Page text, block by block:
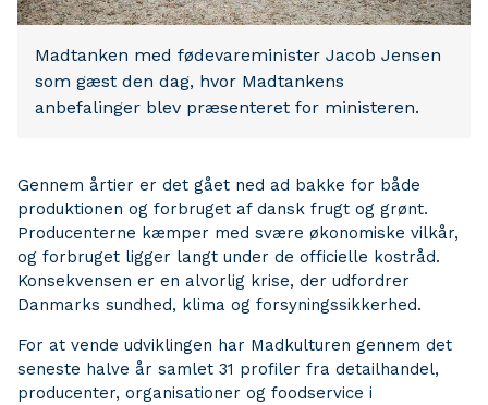
Madtanken med fødevareminister Jacob Jensen
som gæst den dag, hvor Madtankens
anbefalinger blev præsenteret for ministeren.
Gennem årtier er det gået ned ad bakke for både
produktionen og forbruget af dansk frugt og grønt.
Producenterne kæmper med svære økonomiske vilkår,
og forbruget ligger langt under de officielle kostråd.
Konsekvensen er en alvorlig krise, der udfordrer
Danmarks sundhed, klima og forsyningssikkerhed.
For at vende udviklingen har Madkulturen gennem det
seneste halve år samlet 31 profiler fra detailhandel,
producenter, organisationer og foodservice i